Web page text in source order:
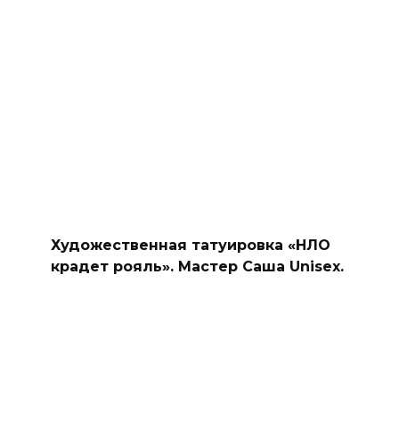
Художественная татуировка «НЛО
крадет рояль». Мастер Саша Unisex.